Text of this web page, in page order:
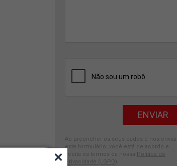
Ao preencher os seus dados e nos enviar
este formulário, você está de acordo e
aceita os termos da nossa
Política de
Privacidade (LGPD)